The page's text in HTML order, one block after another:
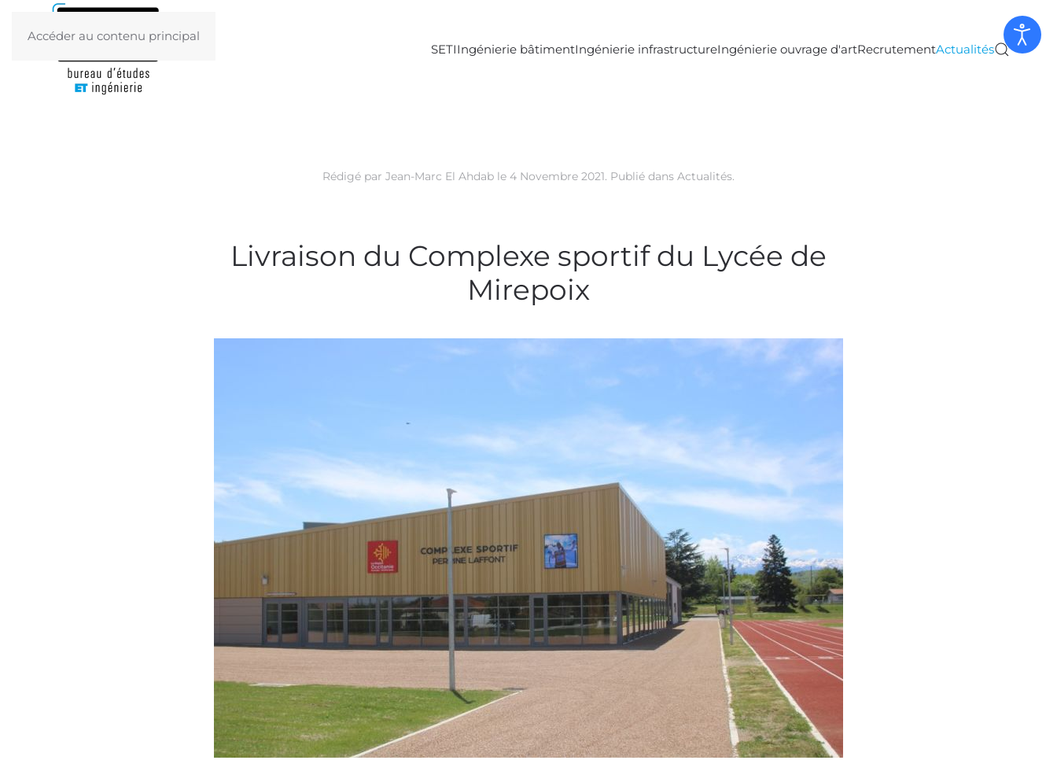
Accéder au contenu principal
SETIIngénierie bâtimentIngénierie infrastructureIngénierie ouvrage d'artRecrutementActualités
Rédigé par Jean-Marc El Ahdab le 4 Novembre 2021. Publié dans Actualités.
Livraison du Complexe sportif du Lycée de
Mirepoix